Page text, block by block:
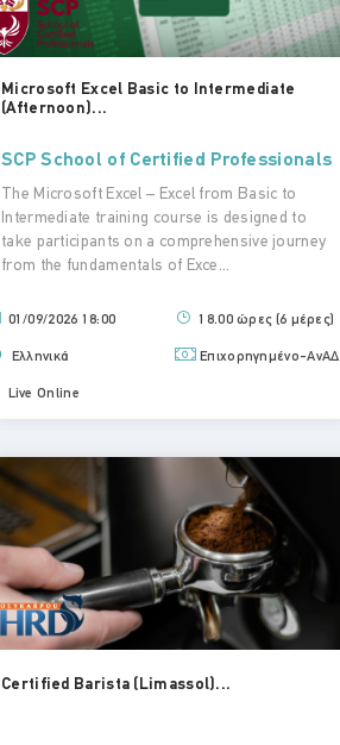
Microsoft Excel Basic to Intermediate
(Afternoon)...
SCP School of Certified Professionals
The Microsoft Excel – Excel from Basic to
Intermediate training course is designed to
take participants on a comprehensive journey
from the fundamentals of Exce...
01/09/2026 18:00 18.00 ώρες (6 μέρες)
Ελληνικά Επιχορηγημένο-ΑνΑΔ
Live Online
Certified Barista (Limassol)...